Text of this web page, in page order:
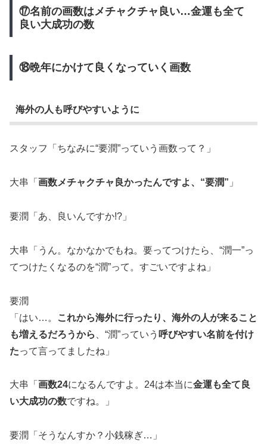
⑰名前の画数はメチャクチャ良い…金運も全て
良い大成功の数
⑱晩年にかけて良くなっていく画数
海外の人も呼びやすいように
スタッフ「ちなみに“要潤”っていう画数って？」
大串「 画数メチャクチャ良かったんですよ、“要潤” 」
要潤「あ、良いんですか!?」
大串「うん。なかなかでもね。要ってつけたら、“潤一”っ
てつけたくなるのを“潤”って。すごいですよね」
要潤
「はい…。
これから海外に行ったり、海外の人が来ること
も増えるだろうから
、“潤”っていう 呼びやすい名前を付け
たって言ってましたね」
大串「 画数24になるんですよ。24は本当に金運も全て良
い大成功の数ですね。」
要潤「そうなんすか？小銭稼ぎ…」